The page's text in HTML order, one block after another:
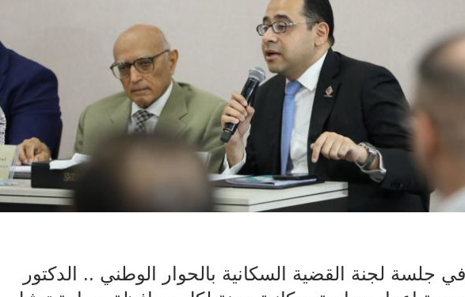
جلسة لجنة القضية السكانية بالحوار الوطني .. الدكتور